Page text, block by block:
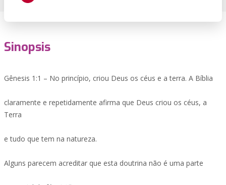
Sinopsis
Gênesis 1:1 – No princípio, criou Deus os céus e a terra. A Bíblia
claramente e repetidamente afirma que Deus criou os céus, a
Terra
e tudo que tem na natureza.
Alguns parecem acreditar que esta doutrina não é uma parte